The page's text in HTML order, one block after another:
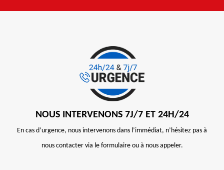
NOUS INTERVENONS 7J/7 ET 24H/24
En cas d’urgence, nous intervenons dans l’immédiat, n’hésitez pas à
nous contacter via le formulaire ou à nous appeler.